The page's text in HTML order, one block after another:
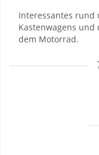
Interessantes rund
Kastenwagens
dem Motorrad.